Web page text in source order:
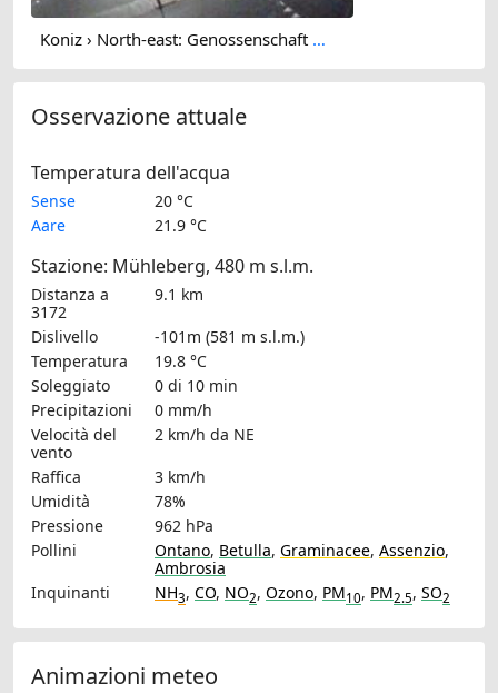
Koniz › North-east: Genossenschaft Wohnraum Köniz - Bläuackerplatz
Osservazione attuale
Temperatura dell'acqua
Sense
20 °C
Aare
21.9 °C
Stazione: Mühleberg, 480 m s.l.m.
Distanza a
3172
9.1 km
Dislivello
-101m (581 m s.l.m.)
Temperatura
19.8 °C
Soleggiato
0 di 10 min
Precipitazioni
0 mm/h
Velocità del
vento
2 km/h da NE
Raffica
3 km/h
Umidità
78%
Pressione
962 hPa
Pollini
Ontano, Betulla, Graminacee, Assenzio,
Ambrosia
Inquinanti
NH3, CO, NO2, Ozono, PM10, PM2.5, SO2
Animazioni meteo